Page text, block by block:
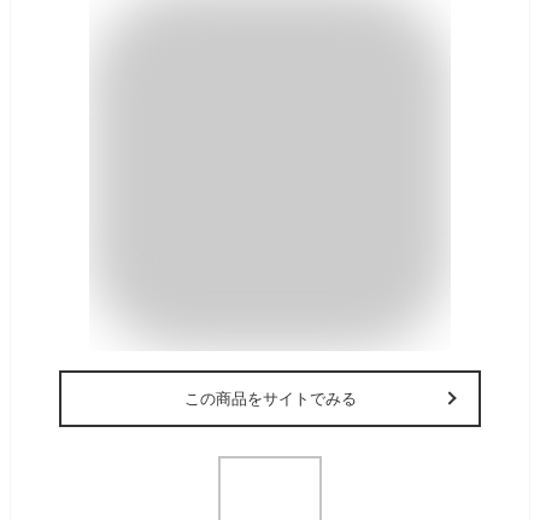
この商品をサイトでみる